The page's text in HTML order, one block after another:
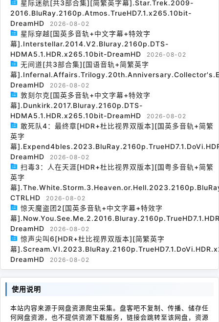
星际迷航[共3部合集][简繁英字幕].Star.Trek.2009-
2016.BluRay.2160p.Atmos.TrueHD7.1.x265.10bit-
DreamHD
2026-08-02
星际穿越[国英多音轨+中文字幕+特效字
幕].Interstellar.2014.V2.Bluray.2160p.DTS-
HDMA5.1.HDR.x265.10bit-DreamHD
2026-08-02
无间道[共3部合集][国语音轨+简繁英字
幕
DreamHD
2026-08-02
敦刻尔克[国英多音轨+中文字幕+特效字
幕].Dunkirk.2017.Bluray.2160p.DTS-
HDMA5.1.HDR.x265.10bit-DreamHD
2026-08-02
敢死队4：最终章[HDR+杜比视界双版本][国英多音轨+简繁
英字
幕
DreamHD
2026-08-02
扫毒3：人在天涯[HDR+杜比视界双版本][国粤多音轨+简繁
英字
幕
CTRLHD
2026-08-02
惊天魔盗团2[国英多音轨+中文字幕+特效字
幕
DreamHD
2026-08-02
惊声尖叫6[HDR+杜比视界双版本][简繁英字
幕
DreamHD
2026-08-02
使用说明
本站内容来源于网盘资源爬虫采集。盘客吧不复制、传播、储存任
何网盘资源，也不提供资源下载服务，链接会跳转至该网盘，资源